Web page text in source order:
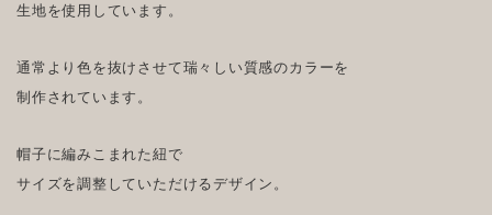
生地を使用しています。
通常より色を抜けさせて瑞々しい質感のカラーを
制作されています。
帽子に編みこまれた紐で
サイズを調整していただけるデザイン。